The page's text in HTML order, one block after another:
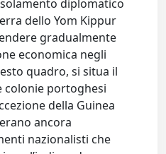
diplomatico
dello Yom Kippur
gradualmente
economica negli
quadro, si situa il
colonie portoghesi
della Guinea
ancora
nazionalisti che